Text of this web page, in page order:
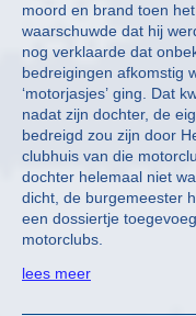
moord en brand toen
waarschuwde dat hij
nog verklaarde dat
bedreigingen afkomstig
‘motorjasjes’ ging. Dat
nadat zijn dochter, de
bedreigd zou zijn door
clubhuis van die
dochter helemaal niet
dicht, de burgemeester
een dossiertje
motorclubs.
lees meer